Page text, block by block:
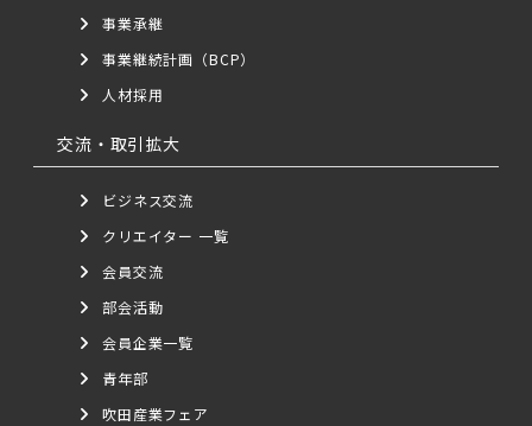
事業承継
事業継続計画（BCP）
人材採用
交流・取引拡大
ビジネス交流
クリエイター 一覧
会員交流
部会活動
会員企業一覧
青年部
吹田産業フェア